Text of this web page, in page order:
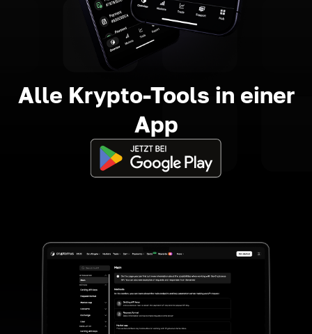
Alle Krypto-Tools in einer
App